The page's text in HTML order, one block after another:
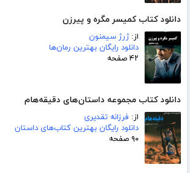
دانلود کتاب کمیسر مگره و پیرزن
از:ژرژ سیمنون
دانلود رایگان بهترین رمان‌ها
۴۲ صفحه
دانلود کتاب مجموعه داستان‌های دقیقه‌هام
از: فرزانه تقدیری
دانلود رایگان بهترین کتاب‌های داستان
۹۰ صفحه